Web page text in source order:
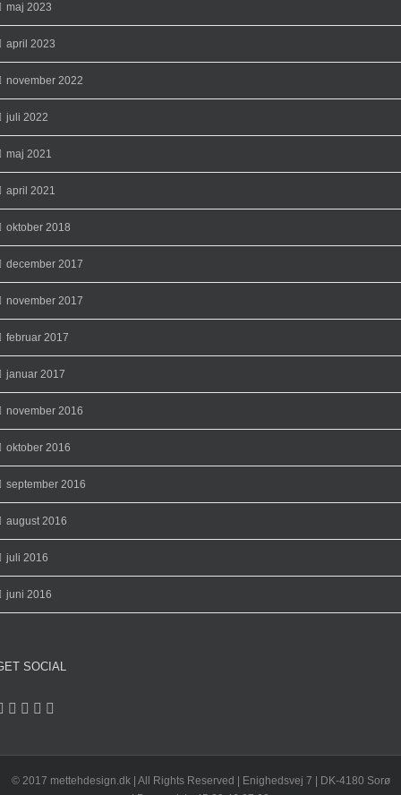
maj 2023
april 2023
november 2022
juli 2022
maj 2021
april 2021
oktober 2018
december 2017
november 2017
februar 2017
januar 2017
november 2016
oktober 2016
september 2016
august 2016
juli 2016
juni 2016
SOCIAL
© 2017 mettehdesign.dk | All Rights Reserved | Enighedsvej 7 | DK-4180 Sorø